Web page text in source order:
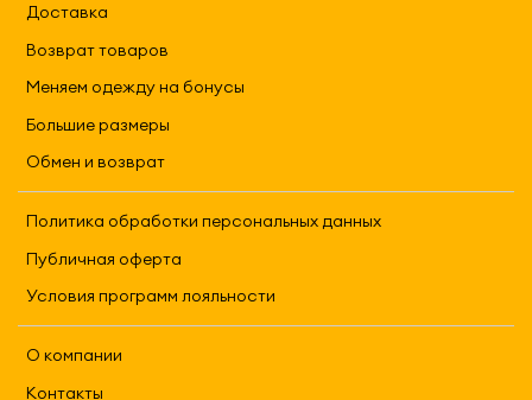
Доставка
Возврат товаров
Меняем одежду на бонусы
Большие размеры
Обмен и возврат
Политика обработки персональных данных
Публичная оферта
Условия программ лояльности
О компании
Контакты